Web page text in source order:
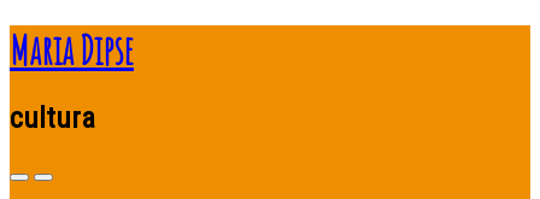
Maria Dipse
cultura